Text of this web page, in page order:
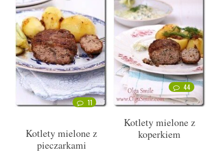
11
Kotlety mielone z
pieczarkami
44
Kotlety mielone z
koperkiem